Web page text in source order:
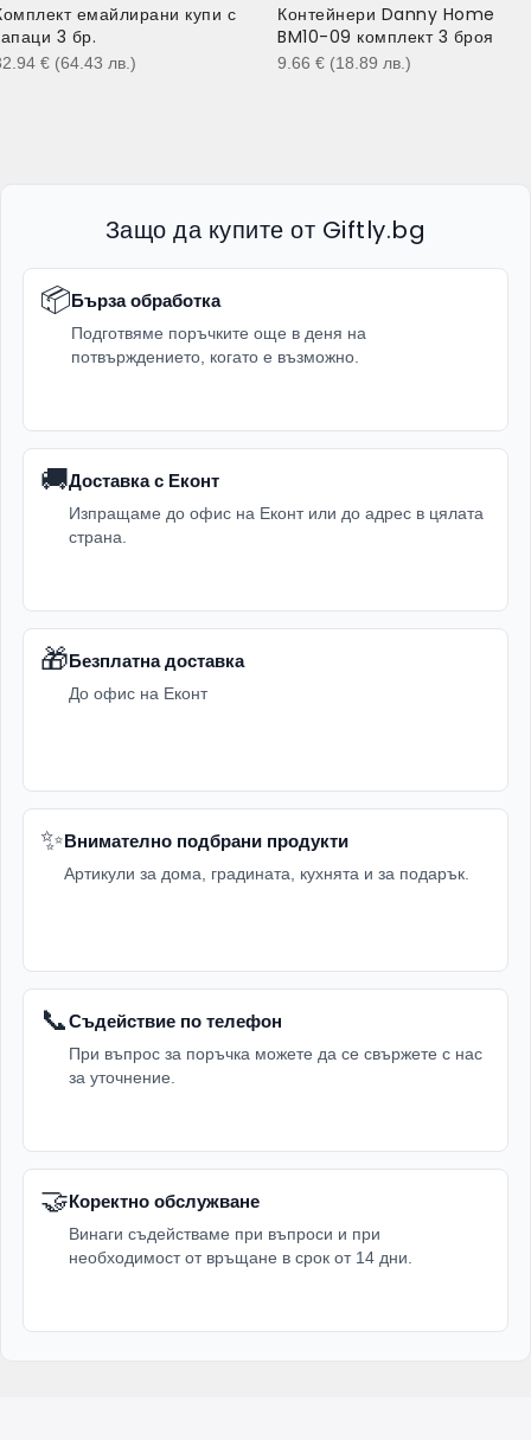
емайлирани купи с
3 бр.
€ (64.43 лв. )
Контейнери Danny Home
BM10-09 комплект 3 броя
9.66 € (18.89 лв. )
Защо да купите от Giftly.bg
📦Бърза обработка
Подготвяме поръчките още в деня на
потвърждението, когато е възможно.
🚚Доставка с Еконт
Изпращаме до офис на Еконт или до адрес в цялата
страна.
🎁Безплатна доставка
До офис на Еконт
✨Внимателно подбрани продукти
Артикули за дома, градината, кухнята и за подарък.
📞Съдействие по телефон
При въпрос за поръчка можете да се свържете с нас
за уточнение.
🤝Коректно обслужване
Винаги съдействаме при въпроси и при
необходимост от връщане в срок от 14 дни.